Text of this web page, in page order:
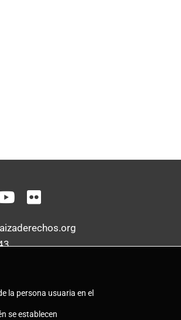
la persona usuaria en el
se establecen